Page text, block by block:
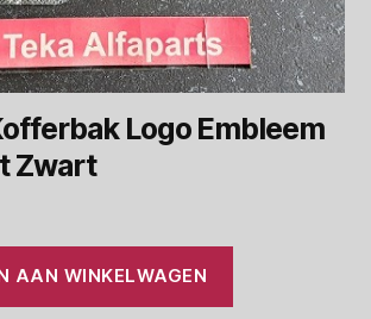
Logo Embleem
Zwart
AAN WINKELWAGEN